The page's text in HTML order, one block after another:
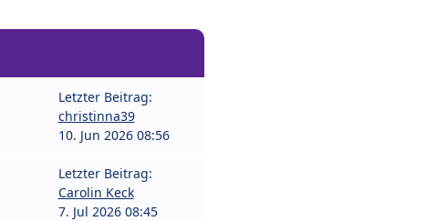
Letzter Beitrag:
christinna39
10. Jun 2026 08:56
Letzter Beitrag:
Carolin Keck
7. Jul 2026 08:45